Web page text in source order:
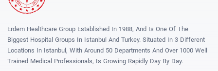
Erdem Healthcare Group Established In 1988, And Is One Of The
Biggest Hospital Groups In Istanbul And Turkey. Situated In 3 Different
Locations In Istanbul, With Around 50 Departments And Over 1000 Well
Trained Medical Professionals, Is Growing Rapidly Day By Day.